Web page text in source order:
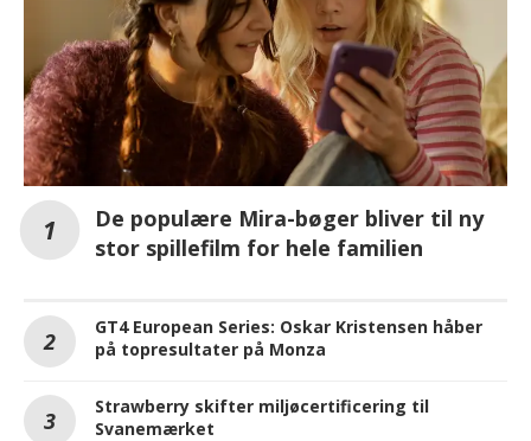
De populære Mira-bøger bliver til ny
stor spillefilm for hele familien
GT4 European Series: Oskar Kristensen håber
på topresultater på Monza
Strawberry skifter miljøcertificering til
Svanemærket